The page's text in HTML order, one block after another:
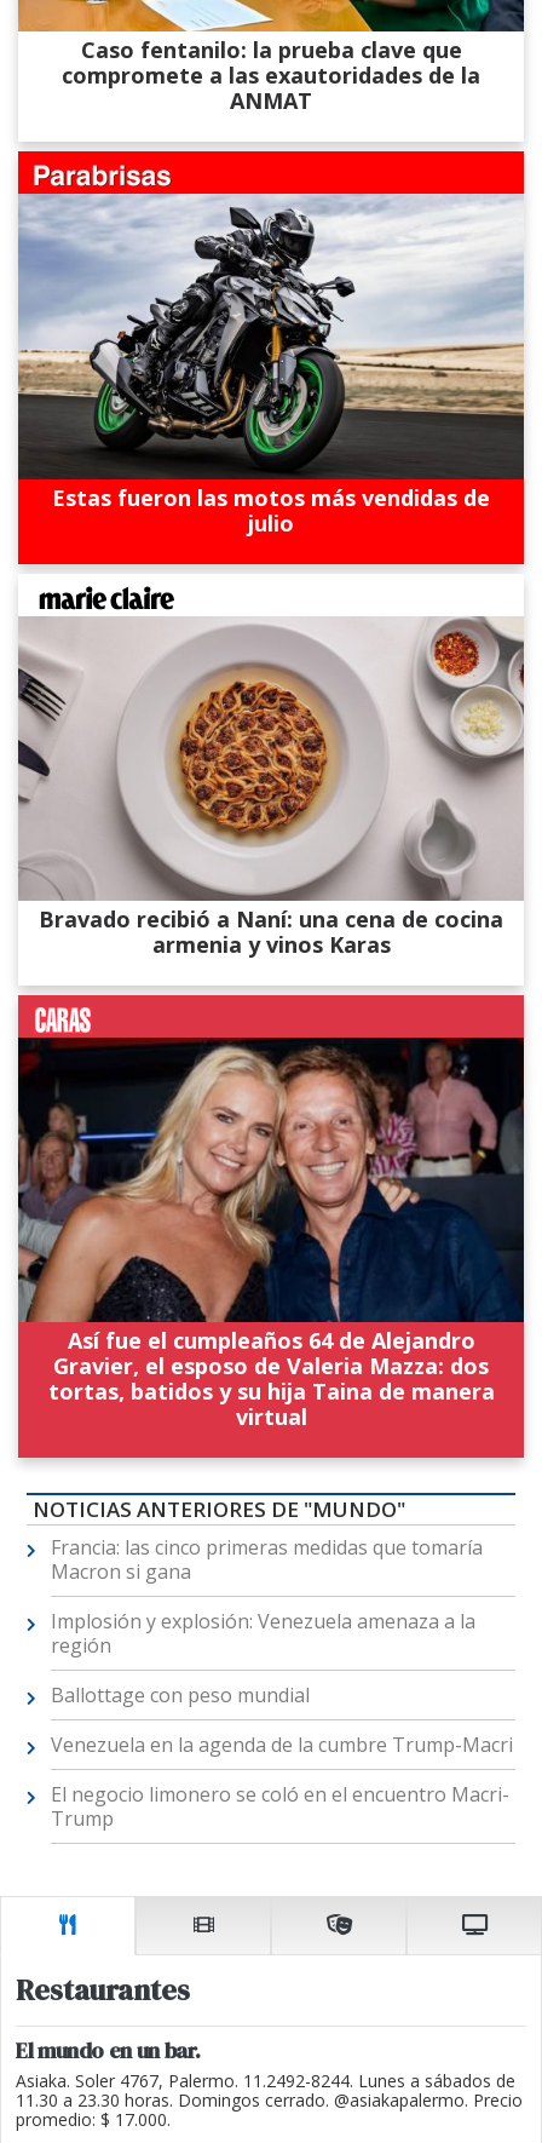
Caso fentanilo: la prueba clave que
compromete a las exautoridades de la
ANMAT
Estas fueron las motos más vendidas de
julio
Bravado recibió a Naní: una cena de cocina
armenia y vinos Karas
Así fue el cumpleaños 64 de Alejandro
Gravier, el esposo de Valeria Mazza: dos
tortas, batidos y su hija Taina de manera
virtual
NOTICIAS ANTERIORES DE "MUNDO"
Francia: las cinco primeras medidas que tomaría
Macron si gana
Implosión y explosión: Venezuela amenaza a la
región
Ballottage con peso mundial
Venezuela en la agenda de la cumbre Trump-Macri
El negocio limonero se coló en el encuentro Macri-
Trump
Restaurantes
El mundo en un bar.
Asiaka. Soler 4767, Palermo. 11.2492-8244. Lunes a sábados de
11.30 a 23.30 horas. Domingos cerrado. @asiakapalermo. Precio
promedio: $ 17.000.